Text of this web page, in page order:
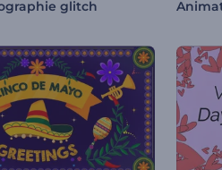
glitch